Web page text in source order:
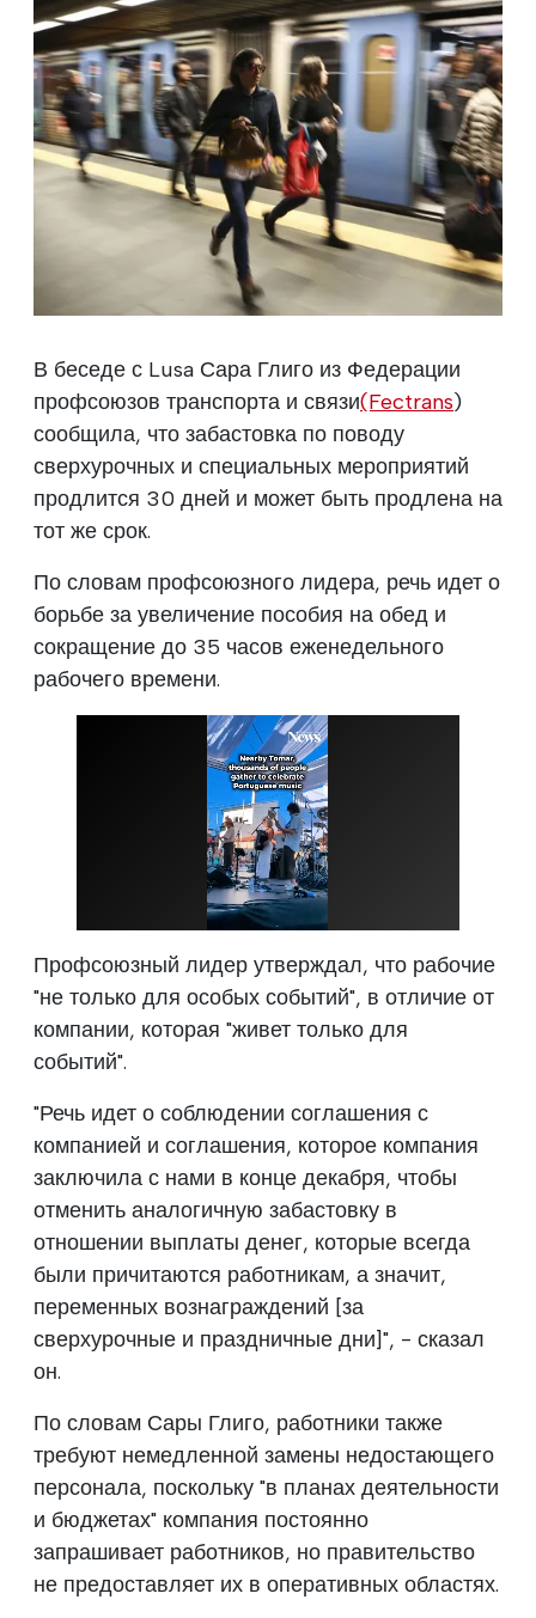
В беседе с Lusa Сара Глиго из Федерации
профсоюзов транспорта и связи(Fectrans)
сообщила, что забастовка по поводу
сверхурочных и специальных мероприятий
продлится 30 дней и может быть продлена на
тот же срок.
По словам профсоюзного лидера, речь идет о
борьбе за увеличение пособия на обед и
сокращение до 35 часов еженедельного
рабочего времени.
Профсоюзный лидер утверждал, что рабочие
"не только для особых событий", в отличие от
компании, которая "живет только для
событий".
"Речь идет о соблюдении соглашения с
компанией и соглашения, которое компания
заключила с нами в конце декабря, чтобы
отменить аналогичную забастовку в
отношении выплаты денег, которые всегда
были причитаются работникам, а значит,
переменных вознаграждений [за
сверхурочные и праздничные дни]", - сказал
он.
По словам Сары Глиго, работники также
требуют немедленной замены недостающего
персонала, поскольку "в планах деятельности
и бюджетах" компания постоянно
запрашивает работников, но правительство
не предоставляет их в оперативных областях.